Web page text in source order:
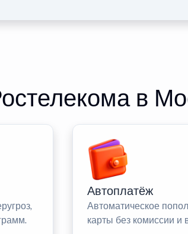
в
Автоплатёж
Автоматическое
карты без комиссии и